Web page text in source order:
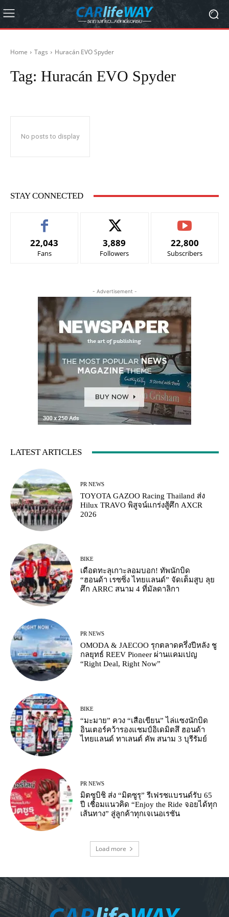
Home Tags Huracán EVO Spyder
Tag: Huracán EVO Spyder
No posts to display
STAY CONNECTED
22,043
Fans
3,889
Followers
22,800
Subscribers
- Advertisement -
LATEST ARTICLES
PR NEWS
TOYOTA GAZOO Racing Thailand ส่ง
Hilux TRAVO พิสูจน์แกร่งสู้ศึก AXCR
2026
BIKE
เดือดทะลุเกาะลอมบอก! ทัพนักบิด
“ฮอนด้า เรซซิ่ง ไทยแลนด์” จัดเต็มสูบ ลุย
ศึก ARRC สนาม 4 ที่มัลดาลิกา
PR NEWS
OMODA & JAECOO รุกตลาดครึ่งปีหลัง ชู
กลยุทธ์ REEV Pioneer ผ่านแคมเปญ
“Right Deal, Right Now”
BIKE
“มะมาย” ควง “เสือเขียน” ไล่แซงนักบิด
อินเตอร์คว้ารองแชมป์อิเดมิตสึ ฮอนด้า
ไทยแลนด์ ทาเลนต์ คัพ สนาม 3 บุรีรัมย์
PR NEWS
มิตซูบิชิ ส่ง “มิตซูรุ” รีเฟรชแบรนด์รับ 65
ปี เชื่อมแนวคิด “Enjoy the Ride จอยได้ทุก
เส้นทาง” สู่ลูกค้าทุกเจเนอเรชัน
Load more